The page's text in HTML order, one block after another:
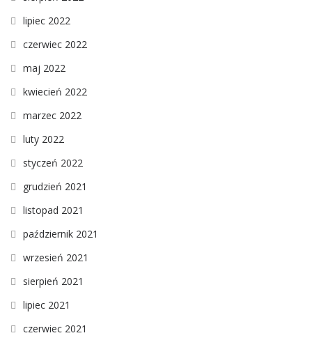
lipiec 2022
czerwiec 2022
maj 2022
kwiecień 2022
marzec 2022
luty 2022
styczeń 2022
grudzień 2021
listopad 2021
październik 2021
wrzesień 2021
sierpień 2021
lipiec 2021
czerwiec 2021